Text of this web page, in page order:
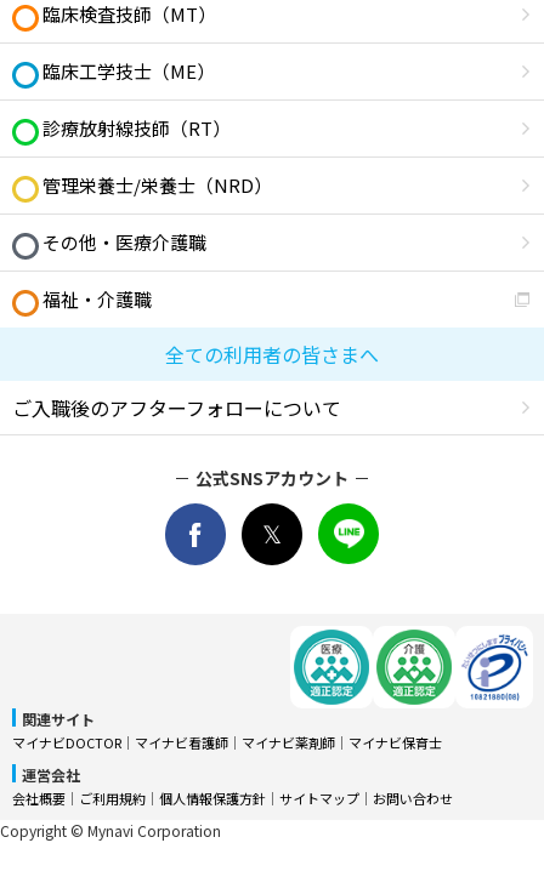
臨床検査技師（MT）
臨床工学技士（ME）
診療放射線技師（RT）
管理栄養士/栄養士（NRD）
その他・医療介護職
福祉・介護職
全ての利用者の皆さまへ
ご入職後のアフターフォローについて
公式SNSアカウント
関連サイト
マイナビDOCTOR │ マイナビ看護師 │ マイナビ薬剤師 │ マイナビ保育士
運営会社
会社概要 │ ご利用規約 │ 個人情報保護方針 │ サイトマップ │ お問い合わせ
Copyright © Mynavi Corporation